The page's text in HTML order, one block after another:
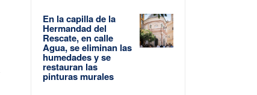
En la capilla de la
Hermandad del
Rescate, en calle
Agua, se eliminan las
humedades y se
restauran las
pinturas murales